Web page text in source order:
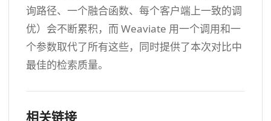
询路径、一个融合函数、每个客户端上一致的调
优）会不断累积，而 Weaviate 用一个调用和一
个参数取代了所有这些，同时提供了本次对比中
最佳的检索质量。
相关链接